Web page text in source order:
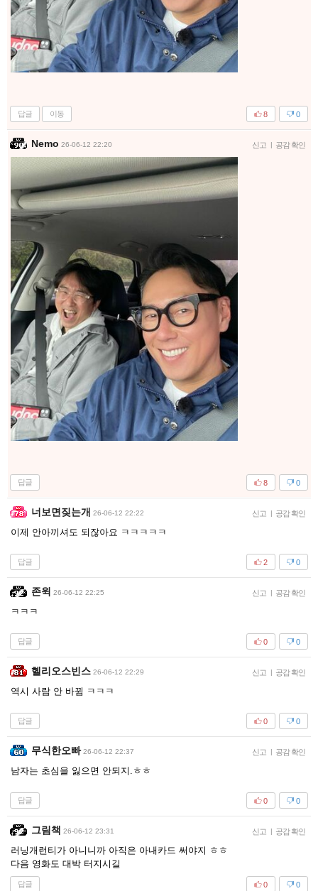
답글 이동 0
8
Nemo 26-06-12 22:20 신고 | 공감 확인
답글 0
8
너보면짖는개 26-06-12 22:22 신고 | 공감 확인
이제 안아끼셔도 되잖아요 ㅋㅋㅋㅋㅋ
답글 0
2
존윅 26-06-12 22:25 신고 | 공감 확인
ㅋㅋㅋ
답글 0
0
헬리오스빈스 26-06-12 22:29 신고 | 공감 확인
역시 사람 안 바뀜 ㅋㅋㅋ
답글 0
0
무식한오빠 26-06-12 22:37 신고 | 공감 확인
남자는 초심을 잃으면 안되지.ㅎㅎ
답글 0
0
그림책 26-06-12 23:31 신고 | 공감 확인
러닝개런티가 아니니까 아직은 아내카드 써야지 ㅎㅎ
다음 영화도 대박 터지시길
답글 0
0